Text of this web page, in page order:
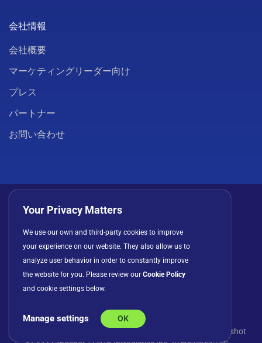
会社情報
会社概要
マーケティングリーダー向け
プレス
パートナー
お問い合わせ
ライセンス契約
© Copyright 2026 INFRAGISTICS. All Rights Reserved. Slingshot
Your Privacy Matters
We use our own and third-party cookies to improve
your experience on our website. They also allow us to
analyze user behavior in order to constantly improve
the website for you. Please review our Cookie Policy
and cookie settings below.
Manage settings OK